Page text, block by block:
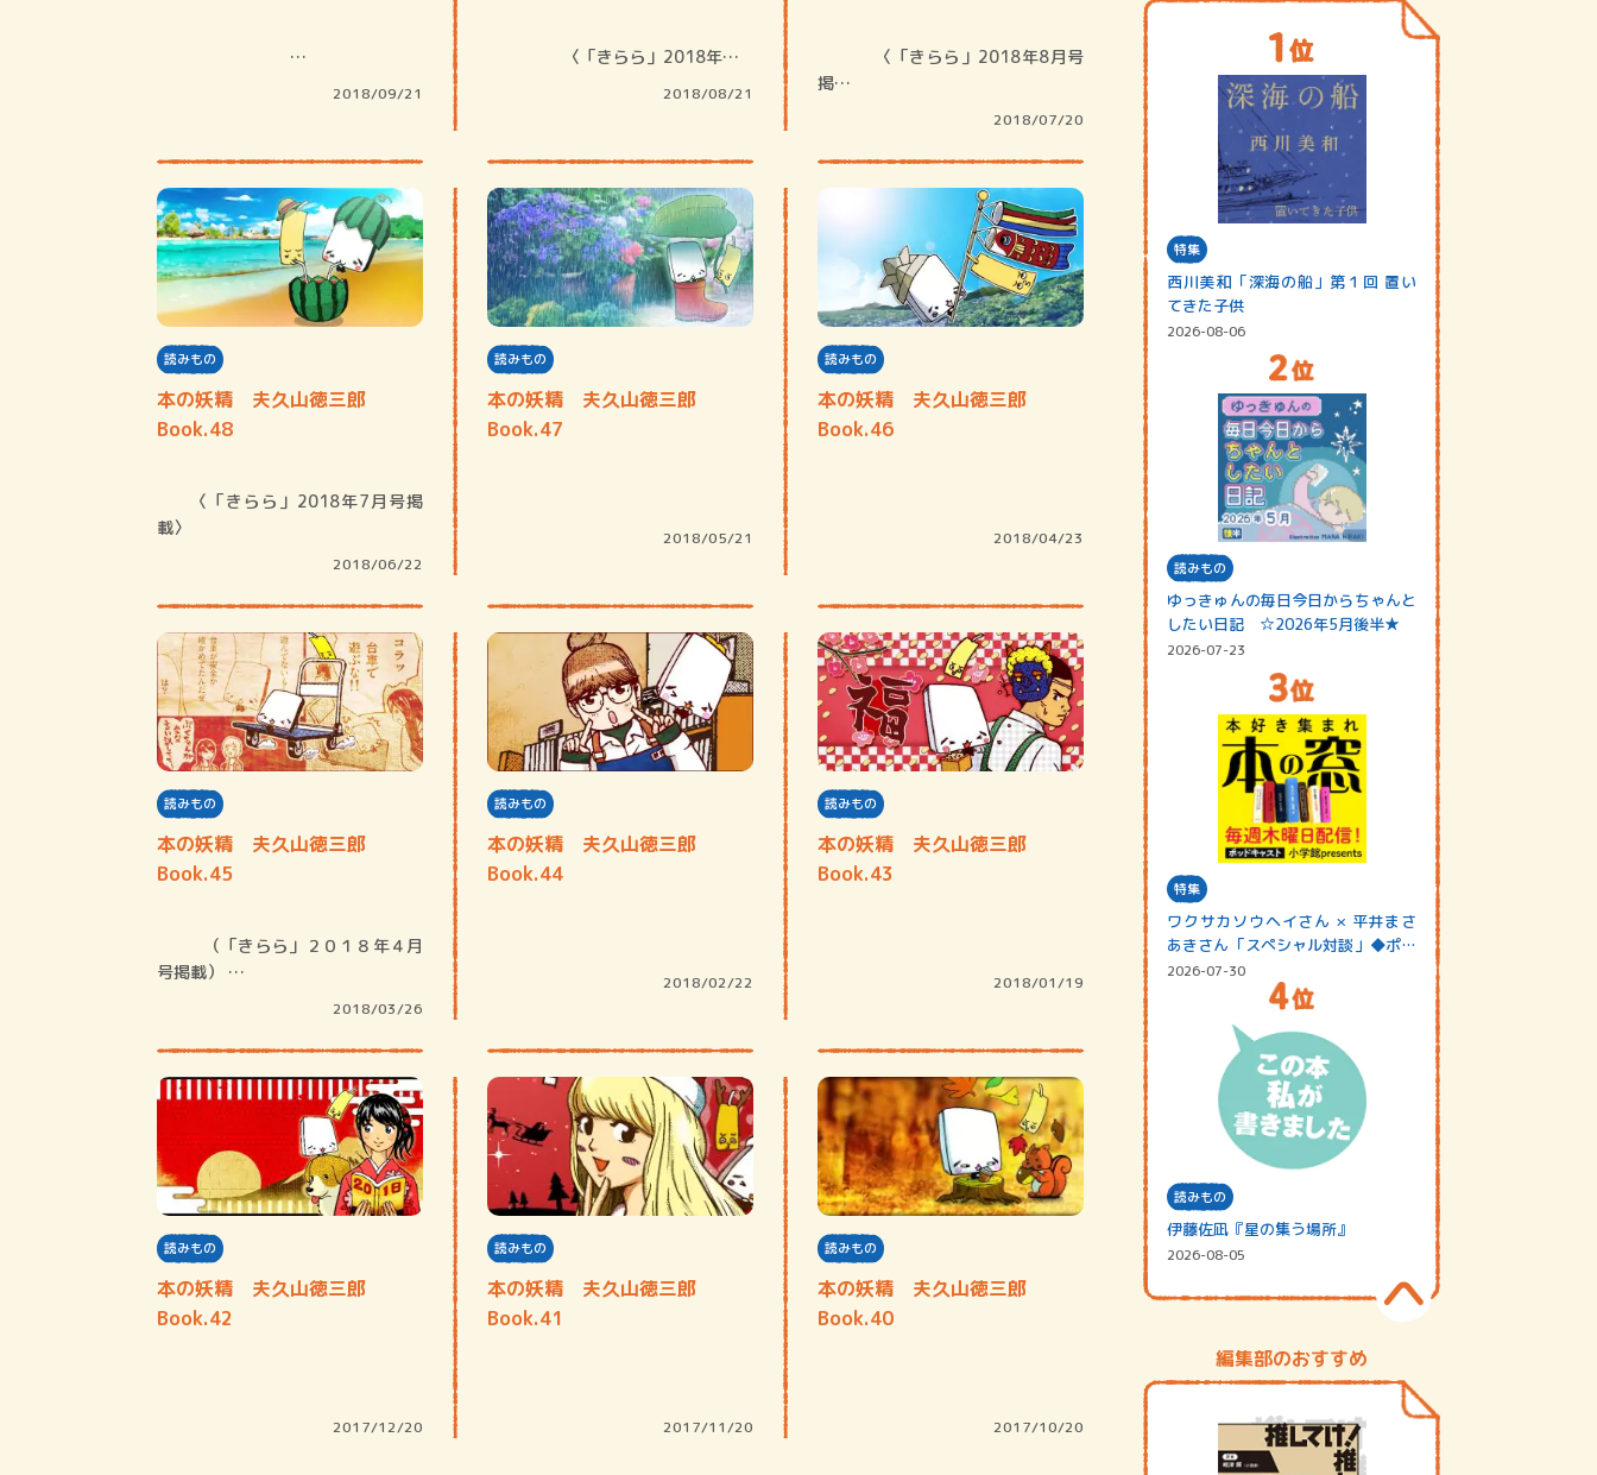
…
2018/09/21
〈「きらら」2018年…
2018/08/21
掲…
2018/07/20
読みもの
本の妖精 夫久山徳三郎
Book.48
載〉
2018/06/22
読みもの
本の妖精 夫久山徳三郎
Book.47
2018/05/21
読みもの
本の妖精 夫久山徳三郎
Book.46
2018/04/23
読みもの
本の妖精 夫久山徳三郎
Book.45
号掲載） …
2018/03/26
読みもの
本の妖精 夫久山徳三郎
Book.44
2018/02/22
読みもの
本の妖精 夫久山徳三郎
Book.43
2018/01/19
読みもの
本の妖精 夫久山徳三郎
Book.42
2017/12/20
読みもの
本の妖精 夫久山徳三郎
Book.41
2017/11/20
読みもの
本の妖精 夫久山徳三郎
Book.40
2017/10/20
特集
西川美和「深海の船」第１回 置い
てきた子供
2026-08-06
読みもの
ゆっきゅんの毎日今日からちゃんと
したい日記 ☆2026年5月後半★
2026-07-23
特集
ワクサカソウヘイさん × 平井まさ
あきさん「スペシャル対談」◆ポッ
ドキャスト…
2026-07-30
読みもの
伊藤佐凪『星の集う場所』
2026-08-05
編集部のおすすめ